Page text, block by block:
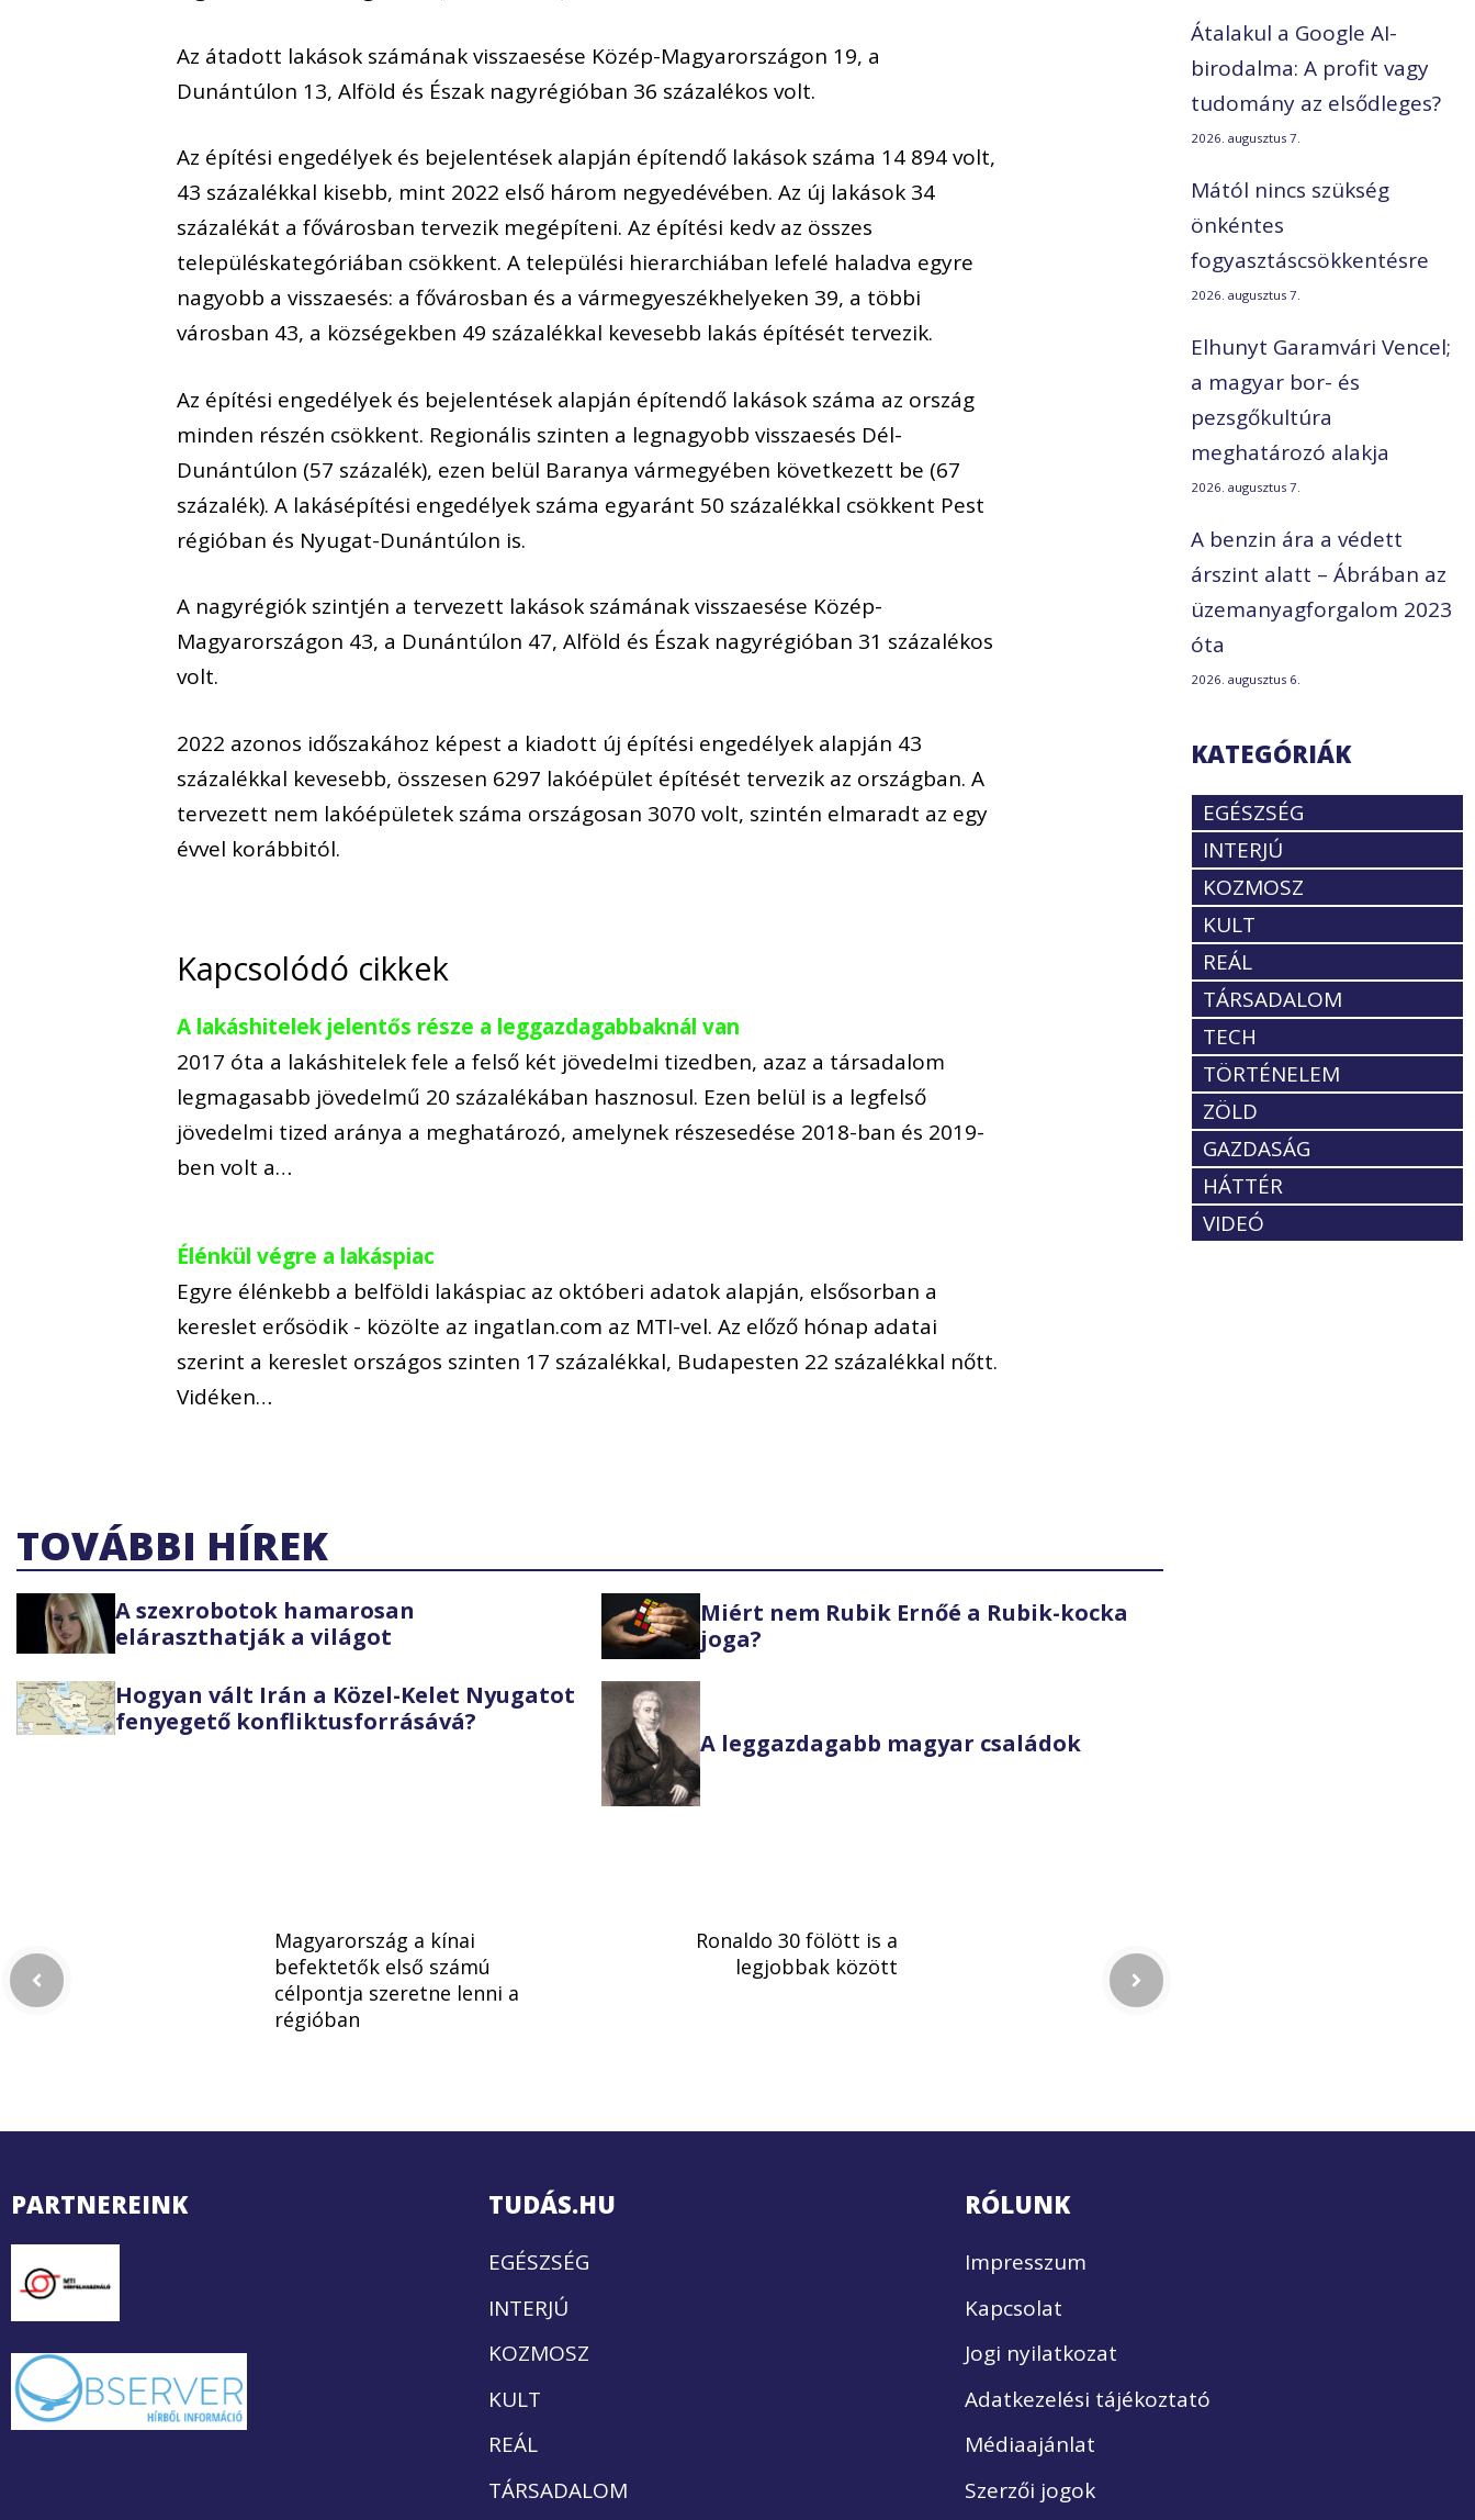
Az átadott lakások számának visszaesése Közép-Magyarországon 19, a
Dunántúlon 13, Alföld és Észak nagyrégióban 36 százalékos volt.
Az építési engedélyek és bejelentések alapján építendő lakások száma 14 894 volt,
43 százalékkal kisebb, mint 2022 első három negyedévében. Az új lakások 34
százalékát a fővárosban tervezik megépíteni. Az építési kedv az összes
településkategóriában csökkent. A települési hierarchiában lefelé haladva egyre
nagyobb a visszaesés: a fővárosban és a vármegyeszékhelyeken 39, a többi
városban 43, a községekben 49 százalékkal kevesebb lakás építését tervezik.
Az építési engedélyek és bejelentések alapján építendő lakások száma az ország
minden részén csökkent. Regionális szinten a legnagyobb visszaesés Dél-
Dunántúlon (57 százalék), ezen belül Baranya vármegyében következett be (67
százalék). A lakásépítési engedélyek száma egyaránt 50 százalékkal csökkent Pest
régióban és Nyugat-Dunántúlon is.
A nagyrégiók szintjén a tervezett lakások számának visszaesése Közép-
Magyarországon 43, a Dunántúlon 47, Alföld és Észak nagyrégióban 31 százalékos
volt.
2022 azonos időszakához képest a kiadott új építési engedélyek alapján 43
százalékkal kevesebb, összesen 6297 lakóépület építését tervezik az országban. A
tervezett nem lakóépületek száma országosan 3070 volt, szintén elmaradt az egy
évvel korábbitól.
Kapcsolódó cikkek
A lakáshitelek jelentős része a leggazdagabbaknál van
2017 óta a lakáshitelek fele a felső két jövedelmi tizedben, azaz a társadalom
legmagasabb jövedelmű 20 százalékában hasznosul. Ezen belül is a legfelső
jövedelmi tized aránya a meghatározó, amelynek részesedése 2018-ban és 2019-
ben volt a…
Élénkül végre a lakáspiac
Egyre élénkebb a belföldi lakáspiac az októberi adatok alapján, elsősorban a
kereslet erősödik - közölte az ingatlan.com az MTI-vel. Az előző hónap adatai
szerint a kereslet országos szinten 17 százalékkal, Budapesten 22 százalékkal nőtt.
Vidéken…
TOVÁBBI HÍREK
A szexrobotok hamarosan
eláraszthatják a világot
Miért nem Rubik Ernőé a Rubik-kocka
joga?
Hogyan vált Irán a Közel-Kelet Nyugatot
fenyegető konfliktusforrásává?
A leggazdagabb magyar családok
Átalakul a Google AI-
birodalma: A profit vagy
tudomány az elsődleges?
2026. augusztus 7.
Mától nincs szükség
önkéntes
fogyasztáscsökkentésre
2026. augusztus 7.
Elhunyt Garamvári Vencel;
a magyar bor- és
pezsgőkultúra
meghatározó alakja
2026. augusztus 7.
A benzin ára a védett
árszint alatt – Ábrában az
üzemanyagforgalom 2023
óta
2026. augusztus 6.
KATEGÓRIÁK
EGÉSZSÉG
INTERJÚ
KOZMOSZ
KULT
REÁL
TÁRSADALOM
TECH
TÖRTÉNELEM
ZÖLD
GAZDASÁG
HÁTTÉR
VIDEÓ
Magyarország a kínai
befektetők első számú
célpontja szeretne lenni a
régióban
Ronaldo 30 fölött is a
legjobbak között
PARTNEREINK TUDÁS.HU
EGÉSZSÉG
INTERJÚ
KOZMOSZ
KULT
REÁL
TÁRSADALOM
RÓLUNK
Impresszum
Kapcsolat
Jogi nyilatkozat
Adatkezelési tájékoztató
Médiaajánlat
Szerzői jogok